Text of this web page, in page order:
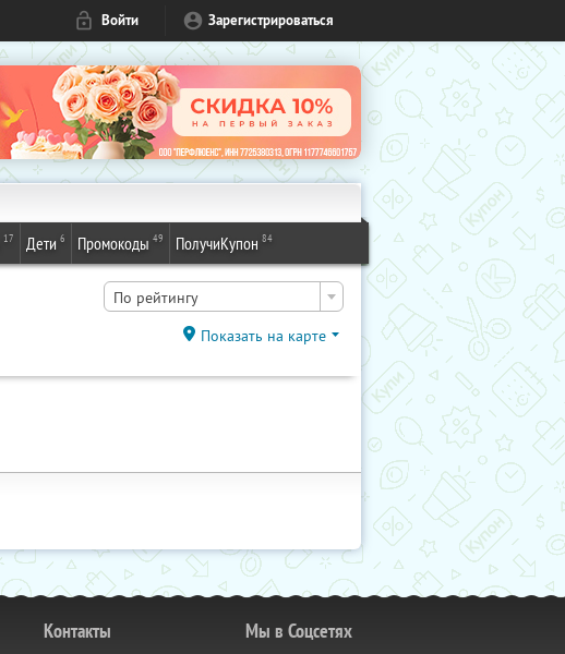
Войти Зарегистрироваться
17 Дети 6 Промокоды 49 ПолучиКупон 84
По рейтингу
Показать на карте
Контакты Мы в Соцсетях